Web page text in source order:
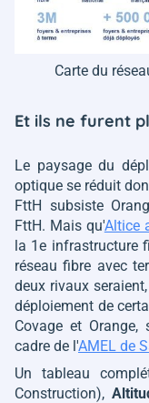
Carte du
Et ils ne furent
Le paysage du
optique se réduit
FttH subsiste
FttH. Mais qu'Altice
la 1e infrastructure
réseau fibre avec
deux rivaux
déploiement de
Covage et Orange,
cadre de l'AMEL de
Un tableau
Construction),